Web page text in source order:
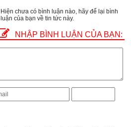
Hiện chưa có bình luận nào, hãy để lại bình
luận của bạn về tin tức này.
NHẬP BÌNH LUẬN CỦA BẠN: